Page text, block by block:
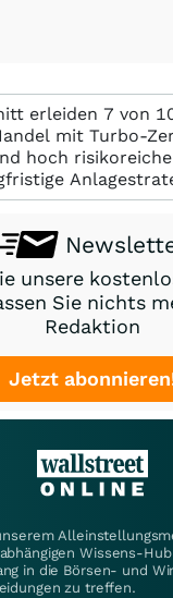
erleiden 7 von
mit Turbo-
hoch
unsere
Sie nichts
Redaktion
Jetzt
Wissens-
in die Börsen- und
zu treffen.